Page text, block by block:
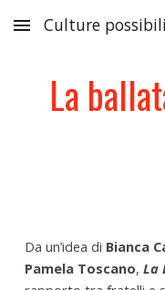
Skip to main content
Culture possibili
La
Da un’idea di Bianca
Pamela Toscano, La